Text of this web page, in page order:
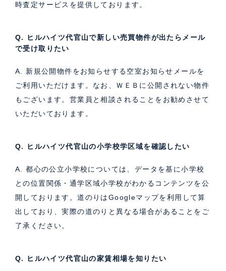
時査定サービス を提供しております。
Q. ヒルハイツ代官山で新しい売買物件が出たらメール
で受け取りたい
A. 新規公開物件をお知らせする空室お知らせメールを
ご利用いただけます。なお、ＷＥＢに公開されない物件
もございます。営業員と相談されることをお勧めさせて
いただいております。
Q. ヒルハイツ代官山の小学校学区域を確認したい
A. 都心の公立小学校については、データを基に小学校
との位置関係・通学区域小学校がわかるコンテンツを公
開しております。道のりはGoogleマップを利用して算
出しており、実際の道のりと異なる場合があることをご
了承ください。
Q. ヒルハイツ代官山の家賃相場を知りたい